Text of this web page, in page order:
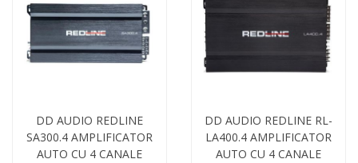
DD AUDIO REDLINE
SA300.4 AMPLIFICATOR
AUTO CU 4 CANALE
DD AUDIO REDLINE RL-
LA400.4 AMPLIFICATOR
AUTO CU 4 CANALE